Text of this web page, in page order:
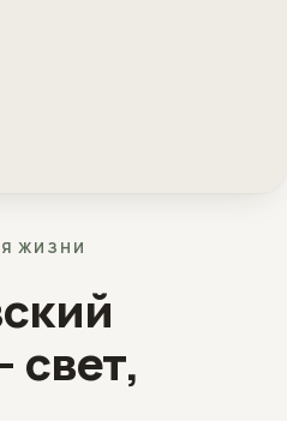
ЖИЗНИ
свет,